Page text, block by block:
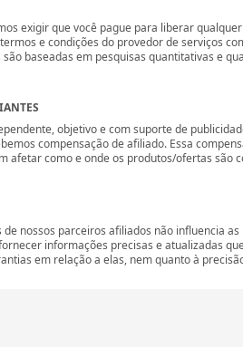
exigir que você pague para liberar
e condições do provedor de serviços
são baseadas em pesquisas quantitativas e
objetivo e com suporte de
compensação de afiliado. Essa
afetar como e onde os produtos/ofertas são
nossos parceiros afiliados não influencia
informações precisas e atualizadas
em relação a elas, nem quanto à